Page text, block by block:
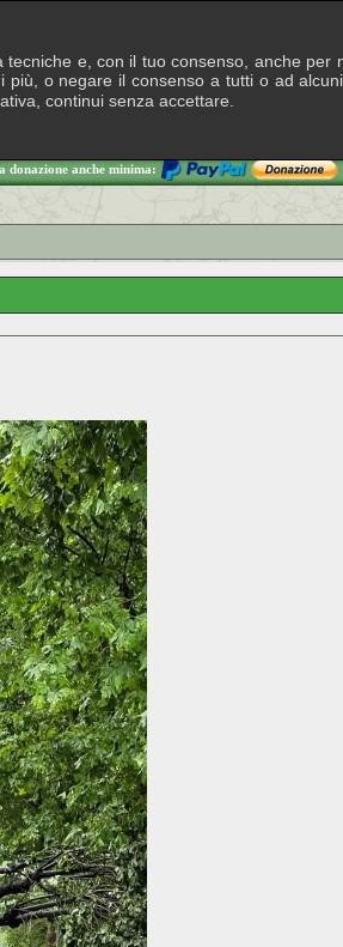
donazione anche minima:
e, con il tuo consenso, anche per
più, o negare il consenso a tutti o ad
continui senza accettare.